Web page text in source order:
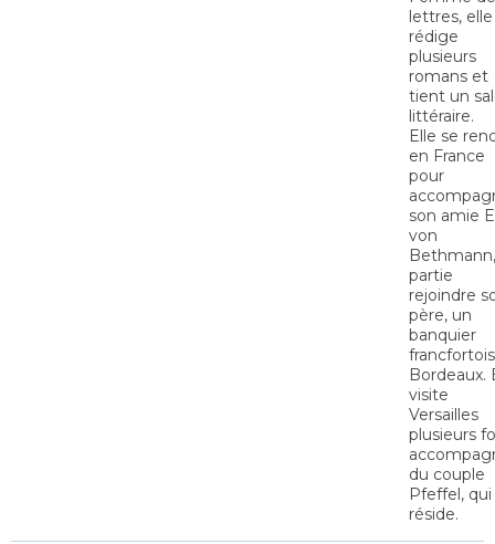
lettres, elle
rédige
plusieurs
romans et
tient un
littéraire.
Elle se
en France
pour
son amie
von
Bethmann,
partie
rejoindre
père, un
banquier
Bordeaux.
visite
Versailles
plusieurs
du couple
Pfeffel, qui
réside.